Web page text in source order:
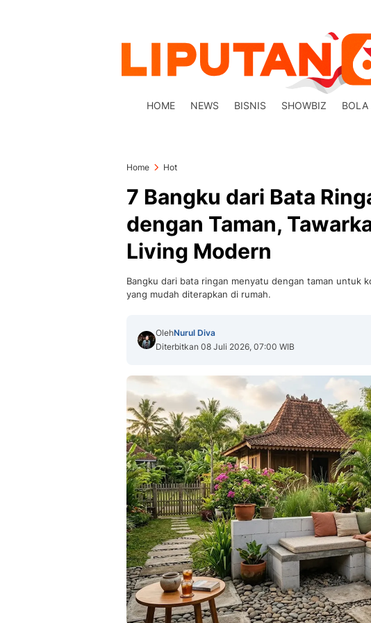
HOME NEWS BISNIS SHOWBIZ BOLA
Home Hot
7 Bangku dari Bata
dengan Taman,
Living Modern
Bangku dari bata ringan menyatu dengan taman untuk
yang mudah diterapkan di rumah.
OlehNurul Diva
Diterbitkan 08 Juli 2026, 07:00 WIB